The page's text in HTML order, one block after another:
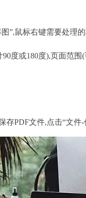
”,鼠标右键需要处理的
或180度),页面范围
PDF文件,点击“文件-